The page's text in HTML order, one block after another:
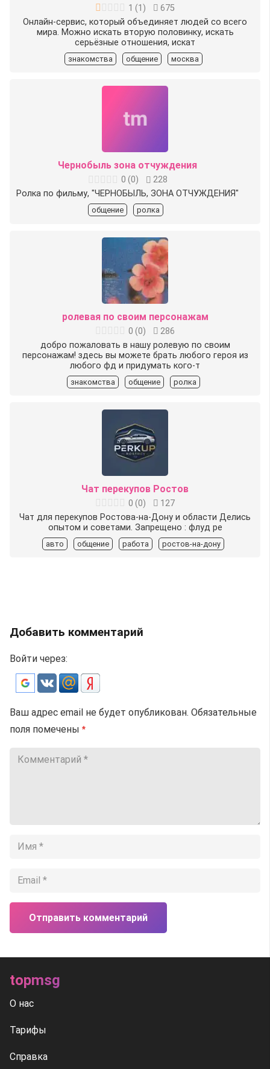
1 (1 )
675
Онлайн-сервис, который объединяет людей со всего
мира. Можно искать вторую половинку, искать
серьёзные отношения, искат
знакомства общение москва
Чернобыль зона отчуждения
0 (0)
228
Ролка по фильму, "ЧЕРНОБЫЛЬ, ЗОНА ОТЧУЖДЕНИЯ"
общение ролка
ролевая по своим персонажам
0 (0)
286
добро пожаловать в нашу ролевую по своим
персонажам! здесь вы можете брать любого героя из
любого фд и придумать кого-т
знакомства общение ролка
Чат перекупов Ростов
0 (0)
127
Чат для перекупов Ростова-на-Дону и области Делись
опытом и советами. Запрещено : флуд ре
авто общение работа ростов-на-дону
Добавить комментарий
Войти через:
Ваш адрес email не будет опубликован. Обязательные
поля помечены *
Отправить комментарий
topmsg
О нас
Тарифы
Справка